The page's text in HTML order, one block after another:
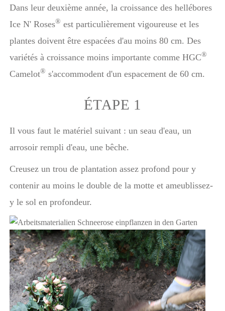
Dans leur deuxième année, la croissance des hellébores
Ice N' Roses® est particulièrement vigoureuse et les
plantes doivent être espacées d'au moins 80 cm. Des
variétés à croissance moins importante comme HGC®
Camelot® s'accommodent d'un espacement de 60 cm.
ÉTAPE 1
Il vous faut le matériel suivant : un seau d'eau, un
arrosoir rempli d'eau, une bêche.
Creusez un trou de plantation assez profond pour y
contenir au moins le double de la motte et ameublissez-
y le sol en profondeur.